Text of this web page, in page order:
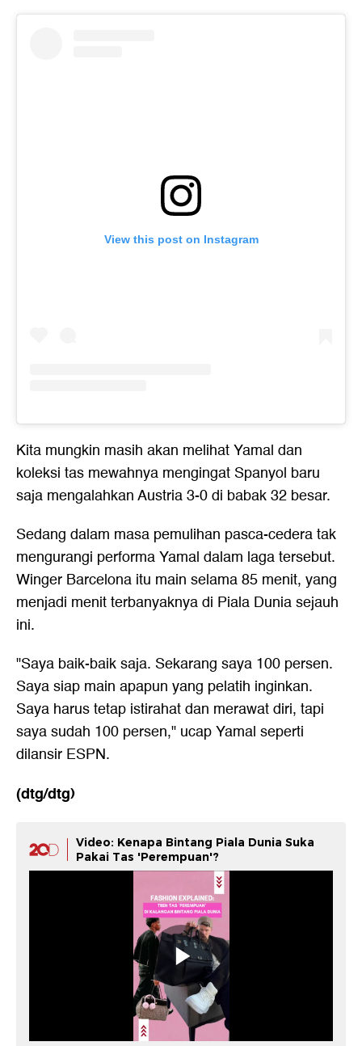
View this post on Instagram
Kita mungkin masih akan melihat Yamal dan
koleksi tas mewahnya mengingat Spanyol baru
saja mengalahkan Austria 3-0 di babak 32 besar.
Sedang dalam masa pemulihan pasca-cedera tak
mengurangi performa Yamal dalam laga tersebut.
Winger Barcelona itu main selama 85 menit, yang
menjadi menit terbanyaknya di Piala Dunia sejauh
ini.
"Saya baik-baik saja. Sekarang saya 100 persen.
Saya siap main apapun yang pelatih inginkan.
Saya harus tetap istirahat dan merawat diri, tapi
saya sudah 100 persen," ucap Yamal seperti
dilansir ESPN.
(dtg/dtg)
Video: Kenapa Bintang Piala Dunia Suka
Pakai Tas 'Perempuan'?